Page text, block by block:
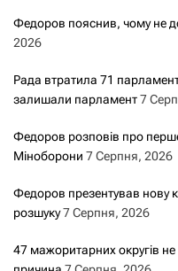
Федоров пояснив, чому не
2026
Рада втратила 71
залишали парламент7
Федоров розповів про
Міноборони 7 Серпня, 2026
Федоров презентував нову
розшуку7 Серпня, 2026
47 мажоритарних округів не